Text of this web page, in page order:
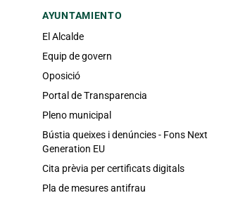
AYUNTAMIENTO
El Alcalde
Equip de govern
Oposició
Portal de Transparencia
Pleno municipal
Bústia queixes i denúncies - Fons Next
Generation EU
Cita prèvia per certificats digitals
Pla de mesures antifrau